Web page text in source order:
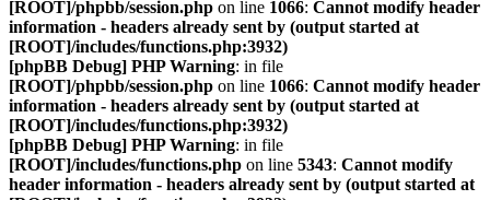
[ROOT]/phpbb/session.php on line 1066: Cannot modify header
information - headers already sent by (output started at
[ROOT]/includes/functions.php:3932)
[phpBB Debug] PHP Warning: in file
[ROOT]/phpbb/session.php on line 1066: Cannot modify header
information - headers already sent by (output started at
[ROOT]/includes/functions.php:3932)
[phpBB Debug] PHP Warning: in file
[ROOT]/includes/functions.php on line 5343: Cannot modify
header information - headers already sent by (output started at